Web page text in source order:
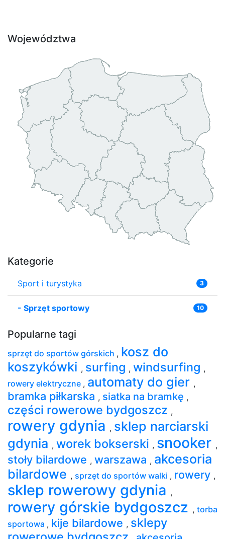
Województwa
Kategorie
Sport i turystyka 3
- Sprzęt sportowy 10
Popularne tagi
sprzęt do sportów górskich , kosz do
koszykówki , surfing , windsurfing ,
rowery elektryczne , automaty do gier ,
bramka piłkarska , siatka na bramkę ,
części rowerowe bydgoszcz ,
rowery gdynia , sklep narciarski
gdynia , worek bokserski , snooker ,
stoły bilardowe , warszawa , akcesoria
bilardowe , sprzęt do sportów walki , rowery ,
sklep rowerowy gdynia ,
rowery górskie bydgoszcz , torba
sportowa , kije bilardowe , sklepy